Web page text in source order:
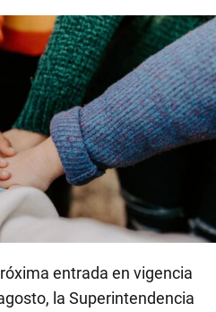
entrada en vigencia
la Superintendencia